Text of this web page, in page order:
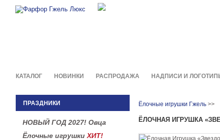
КАТАЛОГ НОВИНКИ РАСПРОДАЖА НАДПИСИ И
ПРАЗДНИКИ
НОВЫЙ ГОД 2027! Овца
Ёлочные игрушки ХИТ!
Ёлочные игрушки Гжель >>
ЁЛОЧНАЯ ИГРУШКА